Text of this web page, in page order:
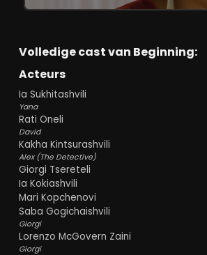
Volledige cast van Beginning:
Acteurs
Ia Sukhitashvili
Yana
Rati Oneli
David
Kakha Kintsurashvili
Alex (The Detective)
Giorgi Tsereteli
Ia Kokiashvili
Mari Kopchenovi
Saba Gogichaishvili
Giorgi
Lorenzo McGovern Zaini
Giorgi